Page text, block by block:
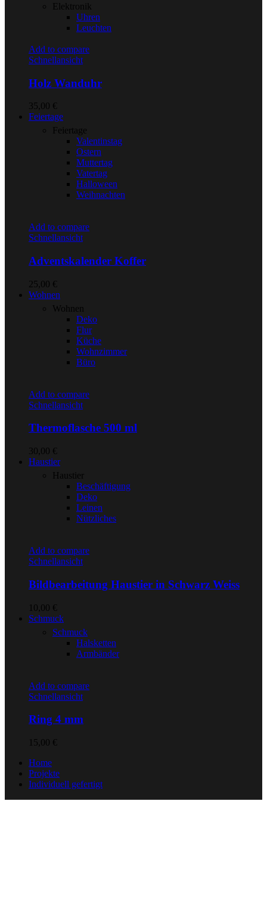
Elektronik
Uhren
Leuchten
Add to compare
Schnellansicht
Holz Wanduhr
35,00 €
Feiertage
Feiertage
Valentinstag
Ostern
Muttertag
Vatertag
Halloween
Weihnachten
Add to compare
Schnellansicht
Adventskalender Koffer
25,00 €
Wohnen
Wohnen
Deko
Flur
Küche
Wohnzimmer
Büro
Add to compare
Schnellansicht
Thermoflasche 500 ml
30,00 €
Haustier
Haustier
Beschäftigung
Deko
Leinen
Nützliches
Add to compare
Schnellansicht
Bildbearbeitung Haustier in Schwarz Weiss
10,00 €
Schmuck
Schmuck
Halsketten
Armbänder
Add to compare
Schnellansicht
Ring 4 mm
15,00 €
Home
Projekte
Individuell gefertigt